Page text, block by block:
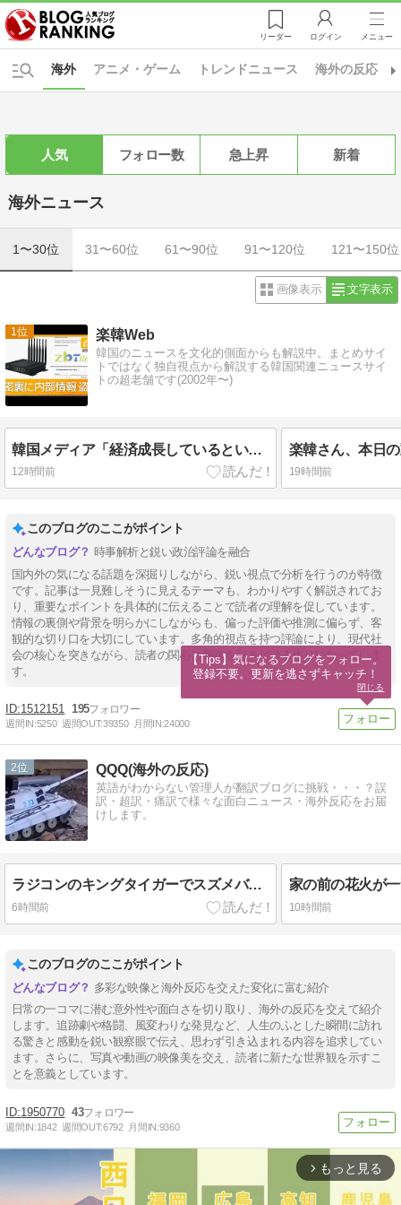
リーダー ログイン メニュー
アニメ・ゲーム トレンドニュース 海外の反応
海外
人気 フォロー数 急上昇 新着
海外ニュース
1〜30位 31〜60位 61〜90位 91〜120位 121〜150位
画像表示 文字表示
1 楽韓Web
韓国のニュースを文化的側面からも解説中。まとめサイ
トではなく独自視点から解説する韓国関連ニュースサイ
トの超老舗です(2002年〜)
韓国メディア「経済成長しているといっても中味はメモリ価格だけ。雇用増加見通しが半減してしまった」……韓国の内需不況は根強い状況っすね
12時間前 19時間前
このブログのここがポイント
時事解析と鋭い政治評論を融合
国内外の気になる話題を深掘りしながら、鋭い視点で分析を行うのが特徴
です。記事は一見難しそうに見えるテーマも、わかりやすく解説されてお
り、重要なポイントを具体的に伝えることで読者の理解を促しています。
情報の裏側や背景を明らかにしながらも、偏った評価や推測に偏らず、客
観的な切り口を大切にしています。多角的視点を持つ評論により、現代社
会の核心を突きながら、読者の関心と興味を引き付ける作りになっていま
す。
1512151 195
週間IN:5250 週間OUT:39350 月間IN:24000
2 QQQ(海外の反応)
英語がわからない管理人が翻訳ブログに挑戦・・・？誤
訳・超訳・痛訳で様々な面白ニュース・海外反応をお届
けします。
ラジコンのキングタイガーでスズメバチの巣に突撃「ハチからしたら突然ドイツ戦車が家に来るんだぞ」【海外の反応】
6時間前 10時間前
このブログのここがポイント
多彩な映像と海外反応を交えた変化に富む紹介
日常の一コマに潜む意外性や面白さを切り取り、海外の反応を交えて紹介
します。追跡劇や格闘、風変わりな発見など、人生のふとした瞬間に訪れ
る驚きと感動を鋭い観察眼で伝え、思わず引き込まれる内容を追求してい
ます。さらに、写真や動画の映像美を交え、読者に新たな世界観を示すこ
とを意義としています。
1950770 43
週間IN:1842 週間OUT:6792 月間IN:9360
arrow_forward_ios もっと見る
【Tips】気になるブログをフォロー。
登録不要。更新を逃さずキャッチ！
閉じる